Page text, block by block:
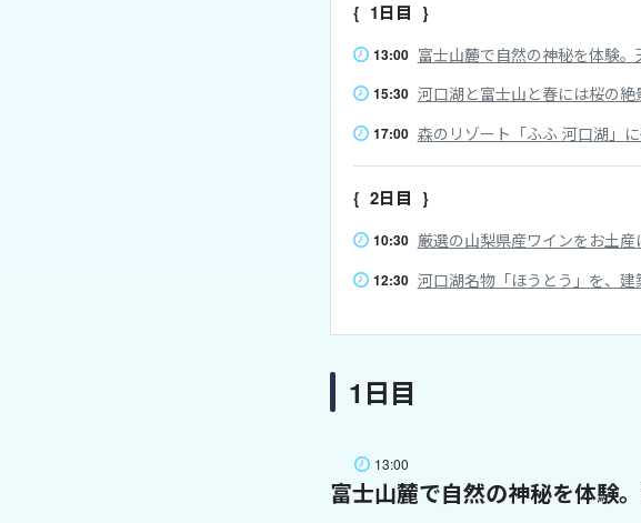
1日目
13:00 富士山麓で自然の神秘を体験。
15:30 河口湖と富士山と春には桜の
17:00 森のリゾート「ふふ 河口湖」
2日目
10:30 厳選の山梨県産ワインをお土産
12:30 河口湖名物「ほうとう」を、
1日目
13:00
富士山麓で自然の神秘を体験